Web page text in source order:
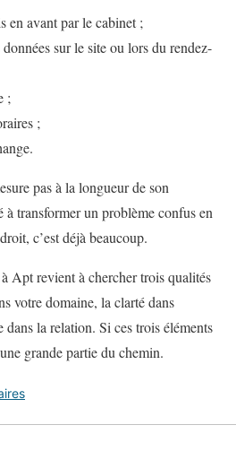
en avant par le cabinet ;
sur le site ou lors du rendez-
;
;
pas à la longueur de son
à transformer un problème confus en
c’est déjà beaucoup.
Apt revient à chercher trois qualités
votre domaine, la clarté dans
la relation. Si ces trois éléments
grande partie du chemin.